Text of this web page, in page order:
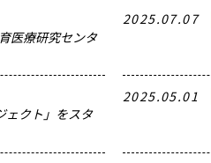
医療研究センタ
2025.07.07
ェクト」をスタ
2025.05.01